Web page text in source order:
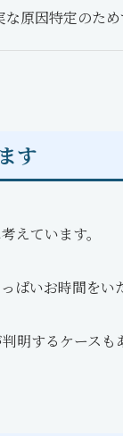
原因特定のた
す
えています。
いお時間をい
明するケースも